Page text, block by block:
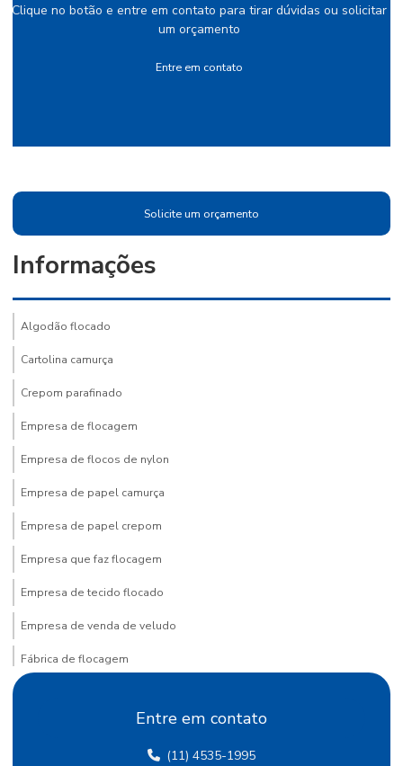
Clique no botão e entre em contato para tirar dúvidas ou solicitar
um orçamento
Entre em contato
Solicite um orçamento
Informações
Algodão flocado
Cartolina camurça
Crepom parafinado
Empresa de flocagem
Empresa de flocos de nylon
Empresa de papel camurça
Empresa de papel crepom
Empresa que faz flocagem
Empresa de tecido flocado
Empresa de venda de veludo
Fábrica de flocagem
Fábrica de papel crepom em spEntre em contato
(11) 4535-1995